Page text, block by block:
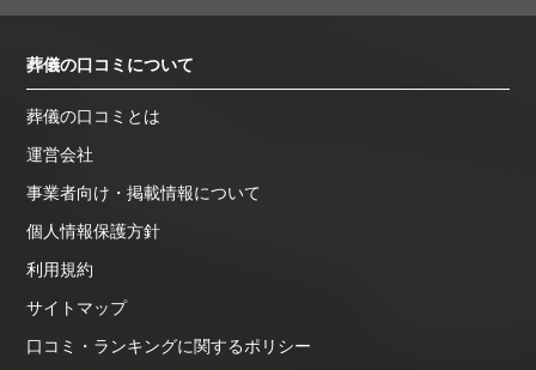
葬儀の口コミについて
葬儀の口コミとは
運営会社
事業者向け・掲載情報について
個人情報保護方針
利用規約
サイトマップ
口コミ・ランキングに関するポリシー